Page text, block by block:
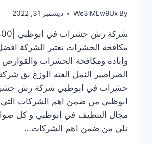
By
We3lMLw9Ux ديسمبر 31, 2022
مكافحة الحشرات تعتبر الشركة
وابادة ومكافحة الحشرات والقوارض
الصراصير النمل العته الوزغ بق
حشرات في ابوظبي شركة رش
ابوظبي من ضمن اهم الشركات
مجال التنظيف في ابوظبي و كل
تلي من ضمن اهم الشركات…